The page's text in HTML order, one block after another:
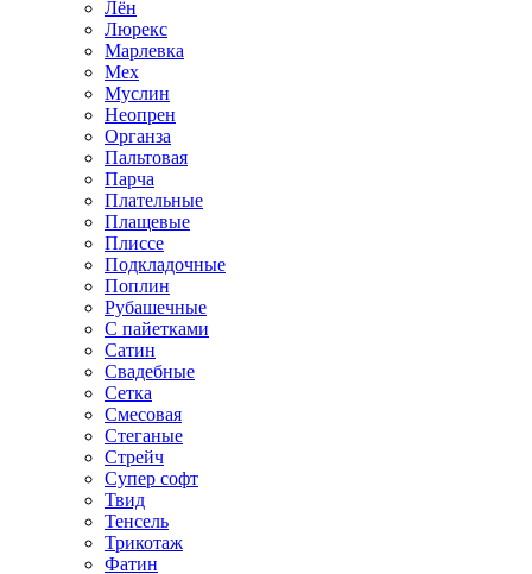
Лён
Люрекс
Марлевка
Мех
Муслин
Неопрен
Органза
Пальтовая
Парча
Плательные
Плащевые
Плиссе
Подкладочные
Поплин
Рубашечные
С пайетками
Сатин
Свадебные
Сетка
Смесовая
Стеганые
Стрейч
Супер софт
Твид
Тенсель
Трикотаж
Фатин